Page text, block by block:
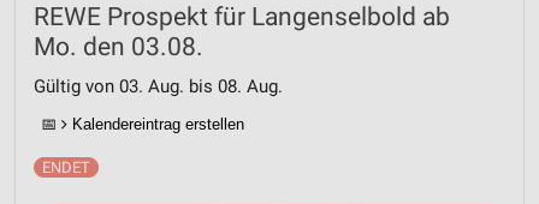
REWE Prospekt für Langenselbold ab
Mo. den 03.08.
Gültig von 03. Aug. bis 08. Aug.
📅 Kalendereintrag erstellen